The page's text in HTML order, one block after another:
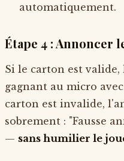
automatiquement.
Étape 4 : Annoncer
Si le carton est
gagnant au micro
carton est invalide,
sobrement : "Fausse
— sans humilier le